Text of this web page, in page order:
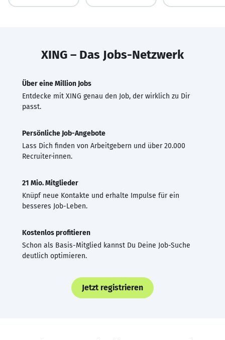
XING – Das Jobs-Netzwerk
Über eine Million Jobs
Entdecke mit XING genau den Job, der wirklich zu Dir
passt.
Persönliche Job-Angebote
Lass Dich finden von Arbeitgebern und über 20.000
Recruiter·innen.
21 Mio. Mitglieder
Knüpf neue Kontakte und erhalte Impulse für ein
besseres Job-Leben.
Kostenlos profitieren
Schon als Basis-Mitglied kannst Du Deine Job-Suche
deutlich optimieren.
Jetzt registrieren